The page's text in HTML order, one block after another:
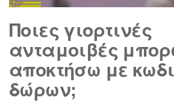
Ποιες γιορτινές
ανταμοιβές
αποκτήσω με
δώρων;